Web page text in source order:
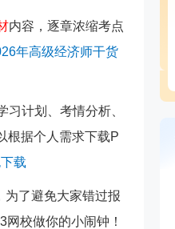
内容，逐章浓缩考点
年高级经济师干货
计划、考情分析、
根据个人需求下载P
载
为了避免大家错过报
校做你的小闹钟！